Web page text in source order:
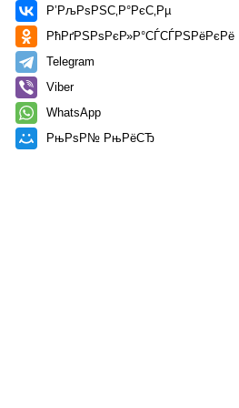
Р’РљРѕРЅС‚Р°РєС‚Рµ
РћРґРЅРѕРєР»Р°СЃСЃРЅРёРєРё
Telegram
Viber
WhatsApp
РњРѕР№ РњРёСЂ